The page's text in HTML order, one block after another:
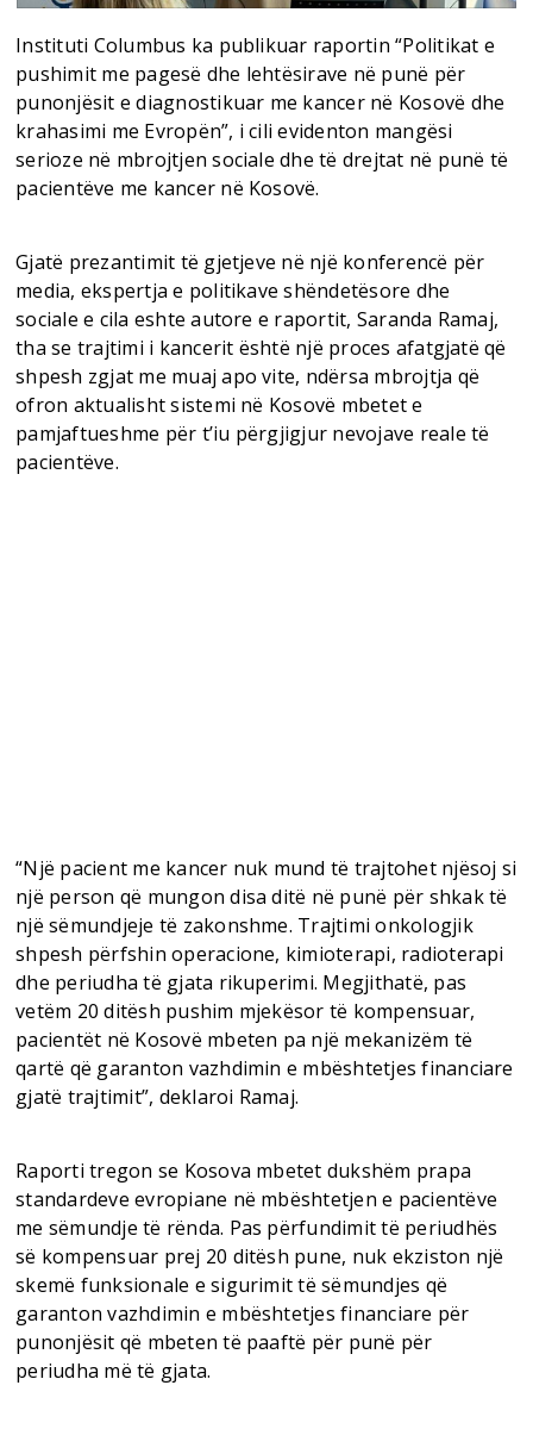
Instituti Columbus ka publikuar raportin “Politikat e
pushimit me pagesë dhe lehtësirave në punë për
punonjësit e diagnostikuar me kancer në Kosovë dhe
krahasimi me Evropën”, i cili evidenton mangësi
serioze në mbrojtjen sociale dhe të drejtat në punë të
pacientëve me kancer në Kosovë.
Gjatë prezantimit të gjetjeve në një konferencë për
media, ekspertja e politikave shëndetësore dhe
sociale e cila eshte autore e raportit, Saranda Ramaj,
tha se trajtimi i kancerit është një proces afatgjatë që
shpesh zgjat me muaj apo vite, ndërsa mbrojtja që
ofron aktualisht sistemi në Kosovë mbetet e
pamjaftueshme për t’iu përgjigjur nevojave reale të
pacientëve.
“Një pacient me kancer nuk mund të trajtohet njësoj si
një person që mungon disa ditë në punë për shkak të
një sëmundjeje të zakonshme. Trajtimi onkologjik
shpesh përfshin operacione, kimioterapi, radioterapi
dhe periudha të gjata rikuperimi. Megjithatë, pas
vetëm 20 ditësh pushim mjekësor të kompensuar,
pacientët në Kosovë mbeten pa një mekanizëm të
qartë që garanton vazhdimin e mbështetjes financiare
gjatë trajtimit”, deklaroi Ramaj.
Raporti tregon se Kosova mbetet dukshëm prapa
standardeve evropiane në mbështetjen e pacientëve
me sëmundje të rënda. Pas përfundimit të periudhës
së kompensuar prej 20 ditësh pune, nuk ekziston një
skemë funksionale e sigurimit të sëmundjes që
garanton vazhdimin e mbështetjes financiare për
punonjësit që mbeten të paaftë për punë për
periudha më të gjata.